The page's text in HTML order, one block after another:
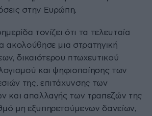
στην Ευρώπη.
τονίζει ότι τα τελευταία
ακολούθησε μια στρατηγική
δικαιότερου πτωχευτικού
και ψηφιοποίησης των
της, επιτάχυνσης των
και απαλλαγής των τραπεζών της
μη εξυπηρετούμενων δανείων,